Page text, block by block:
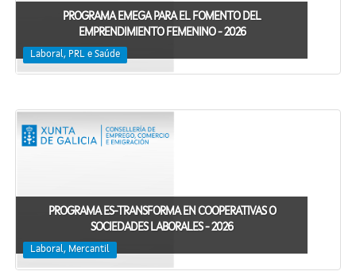
PROGRAMA EMEGA PARA EL FOMENTO DEL
EMPRENDIMIENTO FEMENINO - 2026
Laboral, PRL e Saúde
PROGRAMA ES-TRANSFORMA EN COOPERATIVAS O
SOCIEDADES LABORALES - 2026
Laboral, Mercantil